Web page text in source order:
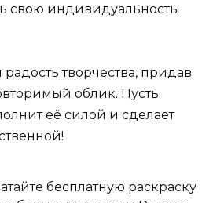
свою индивидуальность
творчества, придав
облик. Пусть
её силой и сделает
бесплатную раскраску